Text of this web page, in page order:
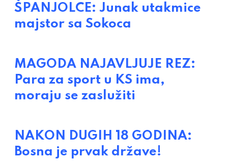
ŠPANJOLCE: Junak utakmice
majstor sa Sokoca
MAGODA NAJAVLJUJE REZ:
Para za sport u KS ima,
moraju se zaslužiti
NAKON DUGIH 18 GODINA:
Bosna je prvak države!